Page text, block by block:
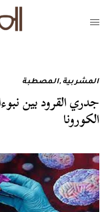
المشربية ,المصطبة
جدري القرود بين
الكورونا